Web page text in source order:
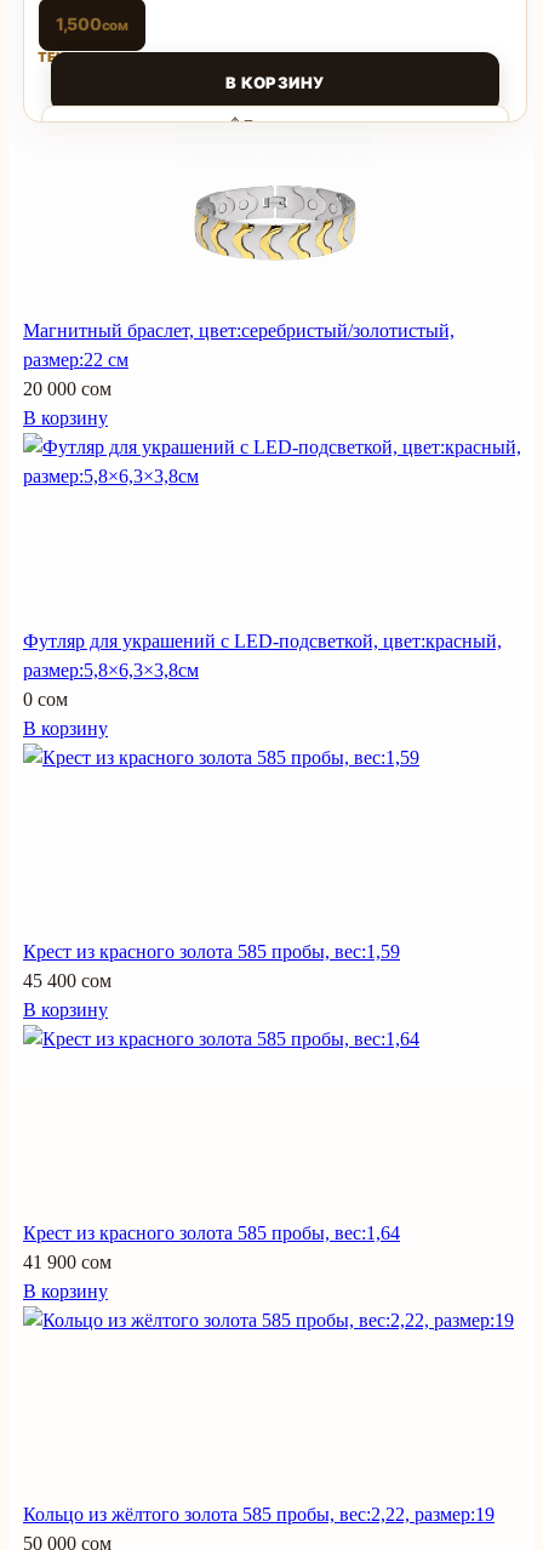
1,500сом
ТЕКУЩАЯ ЦЕНА: 1,500 СОМ.
В КОРЗИНУ
Поделиться
Магнитный браслет, цвет:серебристый/золотистый,
размер:22 см
20 000 сом
В корзину
Футляр для украшений с LED-подсветкой, цвет:красный,
размер:5,8×6,3×3,8см
0 сом
В корзину
Крест из красного золота 585 пробы, вес:1,59
45 400 сом
В корзину
Крест из красного золота 585 пробы, вес:1,64
41 900 сом
В корзину
Кольцо из жёлтого золота 585 пробы, вес:2,22, размер:19
50 000 сом